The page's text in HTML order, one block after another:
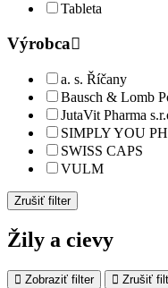
Tableta
Výrobca
a. s. Říčany
Bausch & Lomb
JutaVit Pharma
SIMPLY YOU
SWISS CAPS
VULM
Zrušiť filter
Žily a cievy
Zobraziť filter Zrušiť